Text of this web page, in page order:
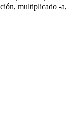
, multiplicado -a,